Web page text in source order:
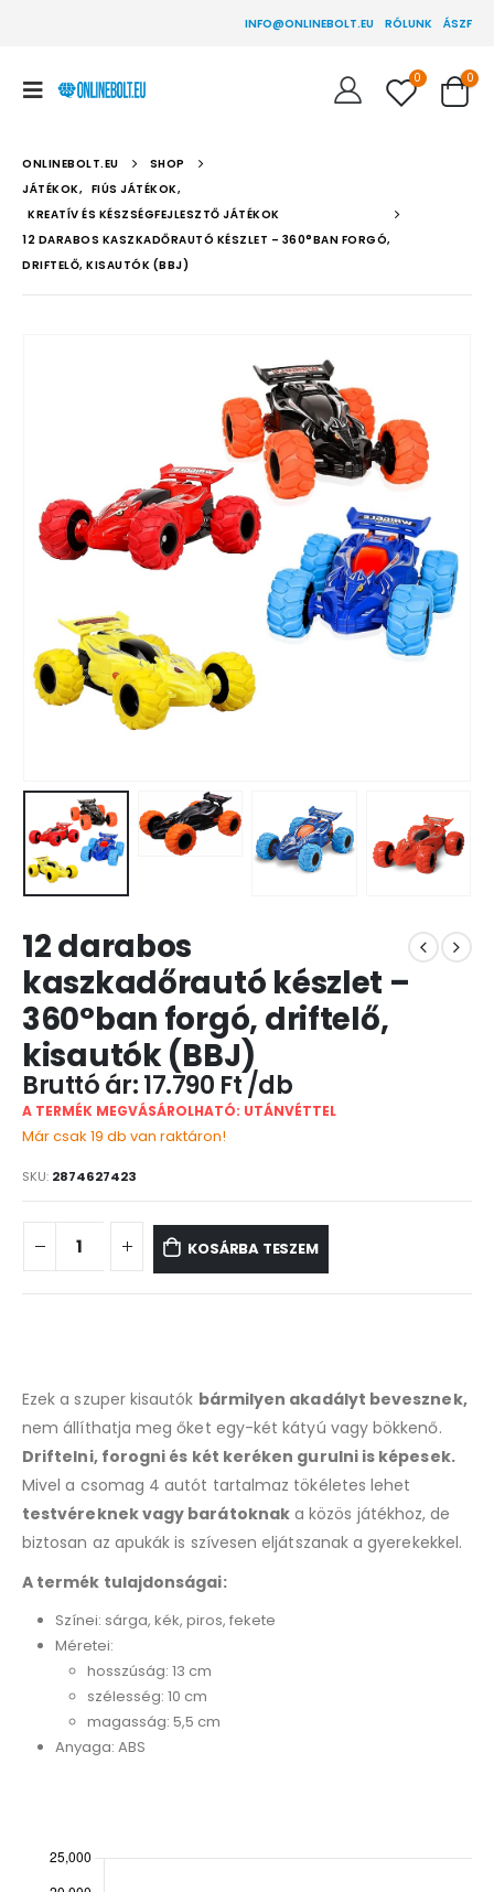
INFO@ONLINEBOLT.EU RÓLUNK ÁSZF
0 0
ONLINEBOLT.EU
SHOP
JÁTÉKOK, FIÚS JÁTÉKOK,
KREATÍV ÉS KÉSZSÉGFEJLESZTŐ JÁTÉKOK
12 DARABOS KASZKADŐRAUTÓ KÉSZLET – 360°BAN FORGÓ,
DRIFTELŐ, KISAUTÓK (BBJ)
12 darabos
kaszkadőrautó készlet –
360°ban forgó, driftelő,
kisautók (BBJ)
17.790 Ft
A TERMÉK MEGVÁSÁROLHATÓ: UTÁNVÉTTEL
Már csak 19 db van raktáron!
SKU: 2874627423
KOSÁRBA TESZEM
Ezek a szuper kisautók bármilyen akadályt bevesznek,
nem állíthatja meg őket egy-két kátyú vagy bökkenő.
Driftelni, forogni és két keréken gurulni is képesek.
Mivel a csomag 4 autót tartalmaz tökéletes lehet
testvéreknek vagy barátoknaka közös játékhoz, de
biztosan az apukák is szívesen eljátszanak a gyerekekkel.
A termék tulajdonságai:
Színei: sárga, kék, piros, fekete
Méretei:
hosszúság: 13 cm
szélesség: 10 cm
magasság: 5,5 cm
Anyaga: ABS